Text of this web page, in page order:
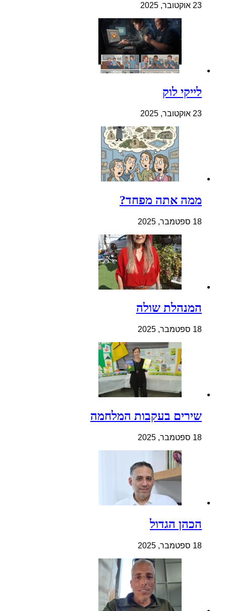
23 אוקטובר, 2025
לייקי לוק
23 אוקטובר, 2025
ממה אתה מפחד?
18 ספטמבר, 2025
המנהלת שולה
18 ספטמבר, 2025
שירים בעקבות המלחמה
18 ספטמבר, 2025
הכהן הגדול
18 ספטמבר, 2025